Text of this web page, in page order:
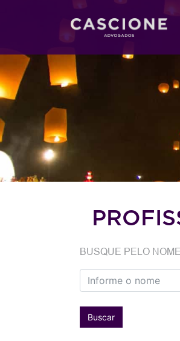
BUSQUE PELO
Buscar